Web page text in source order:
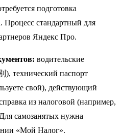
подготовка
Процесс стандартный для
Яндекс Про.
водительские
), технический паспорт
свой), действующий
из налоговой (например,
самозанятых нужна
«Мой Налог».